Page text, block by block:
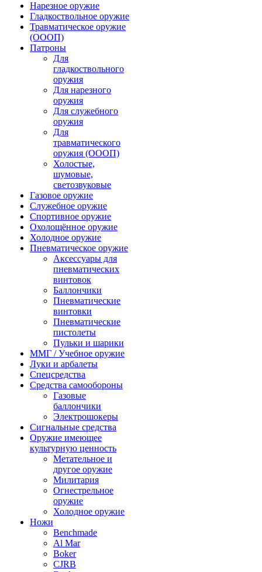
Нарезное оружие
Гладкоствольное оружие
Травматическое оружие
(ОООП)
Патроны
Для
гладкоствольного
оружия
Для нарезного
оружия
Для служебного
оружия
Для
травматического
оружия (ОООП)
Холостые,
шумовые,
светозвуковые
Газовое оружие
Служебное оружие
Спортивное оружие
Охолощённое оружие
Холодное оружие
Пневматическое оружие
Аксессуары для
пневматических
винтовок
Баллончики
Пневматические
винтовки
Пневматические
пистолеты
Пульки и шарики
ММГ / Учебное оружие
Луки и арбалеты
Спецсредства
Средства самообороны
Газовые
баллончики
Электрошокеры
Сигнальные средства
Оружие имеющее
культурную ценность
Метательное и
другое оружие
Милитария
Огнестрельное
оружие
Холодное оружие
Ножи
Benchmade
Al Mar
Boker
CJRB